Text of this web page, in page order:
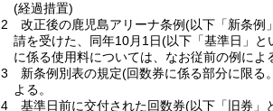
(経過措置)
2
改正後の鹿児島アリーナ条例(以下「新条例
請を受けた、同年10月1日(以下「基準日」と
に係る使用料については、なお従前の例によ
3
新条例別表の規定(回数券に係る部分に限る
よる。
4
基準日前に交付された回数券(以下「旧券」